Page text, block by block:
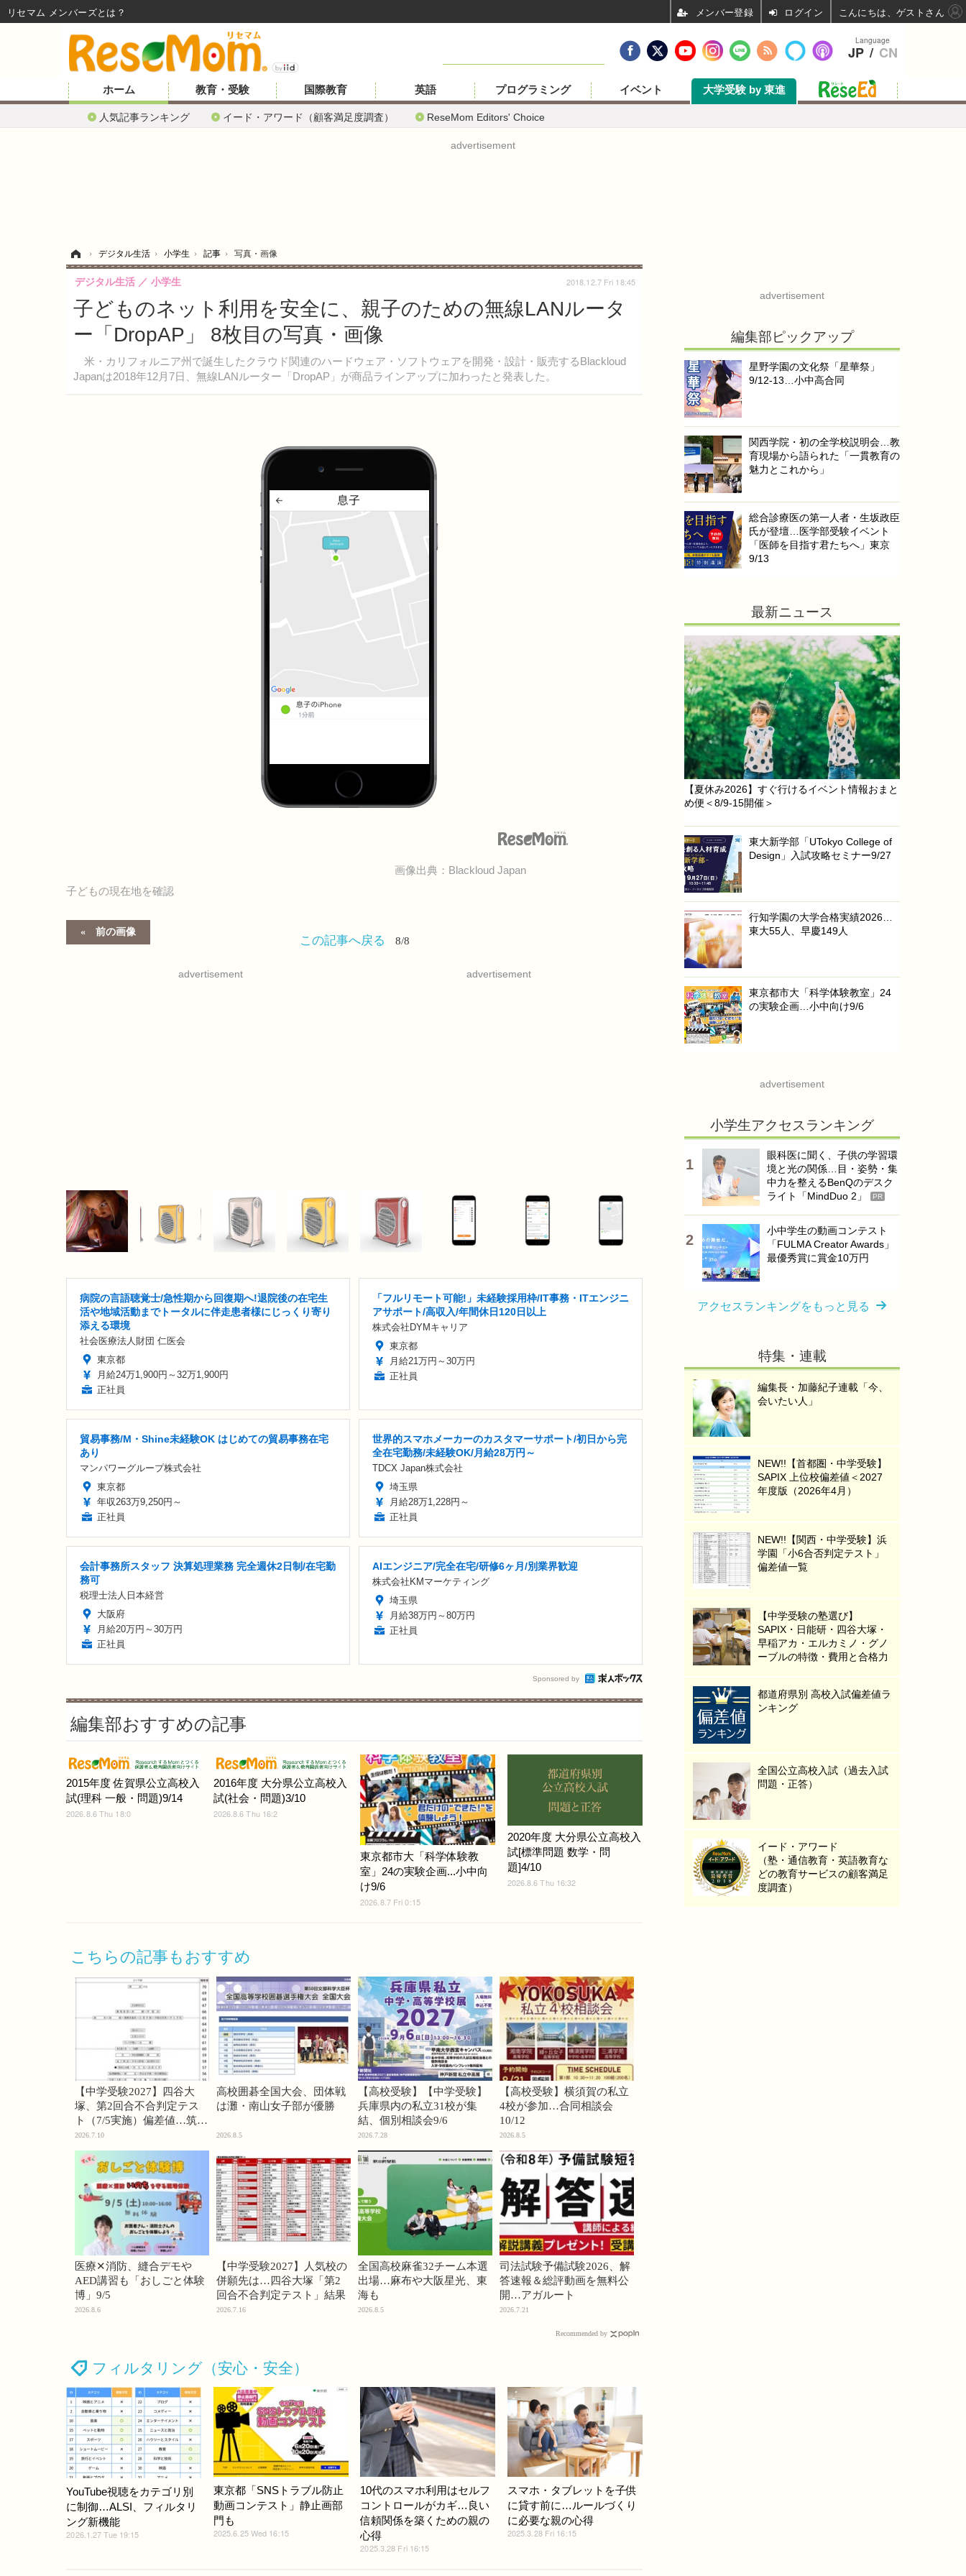
ホーム
人気記事ランキング イード・アワード（顧客満足度調査） ReseMom Editors' Choice
教育・受験 国際教育 英語 プログラミング イベント 大学受験 by 東進
advertisement
› デジタル生活 › 小学生 › 記事 › 写真・画像
子どものネット利用を安全に、親子のための無線LANルータ
ー「DropAP」 8枚目の写真・画像
米・カリフォルニア州で誕生したクラウド関連のハードウェア・ソフトウェアを開発・設計・販売するBlackloud
Japanは2018年12月7日、無線LANルーター「DropAP」が商品ラインアップに加わったと発表した。
デジタル生活 小学生 2018.12.7 Fri 18:45
画像出典：Blackloud Japan
子どもの現在地を確認
前の画像
この記事へ戻る 8/8
advertisement advertisement
病院の言語聴覚士/急性期から回復期へ!退院後の在宅生
活や地域活動までトータルに伴走患者様にじっくり寄り
添える環境
社会医療法人財団 仁医会
東京都
月給24万1,900円～32万1,900円
正社員
「フルリモート可能!」未経験採用枠/IT事務・ITエンジニ
アサポート/高収入/年間休日120日以上
株式会社DYMキャリア
東京都
月給21万円～30万円
正社員
貿易事務/M・Shine未経験OK はじめての貿易事務在宅
あり
マンパワーグループ株式会社
東京都
年収263万9,250円～
正社員
世界的スマホメーカーのカスタマーサポート/初日から完
全在宅勤務/未経験OK/月給28万円～
TDCX Japan株式会社
埼玉県
月給28万1,228円～
正社員
会計事務所スタッフ 決算処理業務 完全週休2日制/在宅勤
務可
税理士法人日本経営
大阪府
月給20万円～30万円
正社員
AIエンジニア/完全在宅/研修6ヶ月/別業界歓迎
株式会社KMマーケティング
埼玉県
月給38万円～80万円
正社員
Sponsored by
編集部おすすめの記事
2015年度 佐賀県公立高校入
試(理科 一般・問題)9/14
2026.8.6 Thu 18:0
2016年度 大分県公立高校入
試(社会・問題)3/10
2026.8.6 Thu 16:2
東京都市大「科学体験教
室」24の実験企画...小中向
け9/6
2026.8.7 Fri 0:15
2020年度 大分県公立高校入
試[標準問題 数学・問
題]4/10
2026.8.6 Thu 16:32
こちらの記事もおすすめ
【中学受験2027】四谷大
塚、第2回合不合判定テス
ト（7/5実施）偏差値…筑駒
74・桜蔭70＜PR＞
2026.7.10
高校囲碁全国大会、団体戦
は灘・南山女子部が優勝
2026.8.5
【高校受験】【中学受験】
兵庫県内の私立31校が集
結、個別相談会9/6
2026.7.28
【高校受験】横須賀の私立
4校が参加…合同相談会
10/12
2026.8.5
医療✕消防、縫合デモや
AED講習も「おしごと体験
博」9/5
2026.8.6
【中学受験2027】人気校の
併願先は…四谷大塚「第2
回合不合判定テスト」結果
2026.7.16
全国高校麻雀32チーム本選
出場…麻布や大阪星光、東
海も
2026.8.5
司法試験予備試験2026、解
答速報＆総評動画を無料公
開…アガルート
2026.7.21
Recommended by
フィルタリング（安心・安全）
YouTube視聴をカテゴリ別
に制御…ALSI、フィルタリ
ング新機能
2026.1.27 Tue 19:15
東京都「SNSトラブル防止
動画コンテスト」静止画部
門も
2025.6.25 Wed 16:15
10代のスマホ利用はセルフ
コントロールがカギ…良い
信頼関係を築くための親の
心得
2025.3.28 Fri 16:15
スマホ・タブレットを子供
に貸す前に…ルールづくり
に必要な親の心得
2025.3.28 Fri 16:15
advertisement
編集部ピックアップ
星野学園の文化祭「星華祭」
9/12-13…小中高合同
関西学院・初の全学校説明会…教
育現場から語られた「一貫教育の
魅力とこれから」
総合診療医の第一人者・生坂政臣
氏が登壇…医学部受験イベント
「医師を目指す君たちへ」東京
9/13
最新ニュース
【夏休み2026】すぐ行けるイベント情報おまと
め便＜8/9-15開催＞
東大新学部「UTokyo College of
Design」入試攻略セミナー9/27
行知学園の大学合格実績2026…
東大55人、早慶149人
東京都市大「科学体験教室」24
の実験企画…小中向け9/6
advertisement
小学生アクセスランキング
眼科医に聞く、子供の学習環
境と光の関係…目・姿勢・集
中力を整えるBenQのデスク
ライト「MindDuo 2」
PR
小中学生の動画コンテスト
「FULMA Creator Awards」
最優秀賞に賞金10万円
アクセスランキングをもっと見る
特集・連載
編集長・加藤紀子連載「今、
会いたい人」
NEW!!【首都圏・中学受験】
SAPIX 上位校偏差値＜2027
年度版（2026年4月）
NEW!!【関西・中学受験】浜
学園「小6合否判定テスト」
偏差値一覧
【中学受験の塾選び】
SAPIX・日能研・四谷大塚・
早稲アカ・エルカミノ・グノ
ーブルの特徴・費用と合格力
都道府県別 高校入試偏差値ラ
ンキング
全国公立高校入試（過去入試
問題・正答）
イード・アワード
（塾・通信教育・英語教育な
どの教育サービスの顧客満足
度調査）
Language
JP / CN
リセマム メンバーズ ログイン こんにちは、ゲストさん